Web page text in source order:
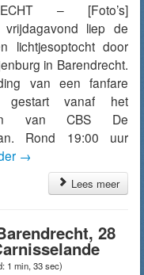
– [Foto’s]
vrijdagavond liep de
lichtjesoptocht door
in Barendrecht.
van een fanfare
vanaf het
van CBS De
Rond 19:00 uur
→
Lees meer
28
1 min, 33 sec)